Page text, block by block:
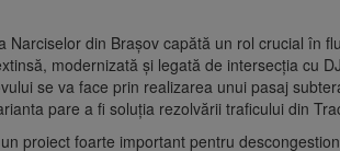
Narciselor din Braşov capătă un rol crucial în
modernizată şi legată de intersecţia cu
se va face prin realizarea unui pasaj
pare a fi soluţia rezolvării traficului din
un proiect foarte important pentru